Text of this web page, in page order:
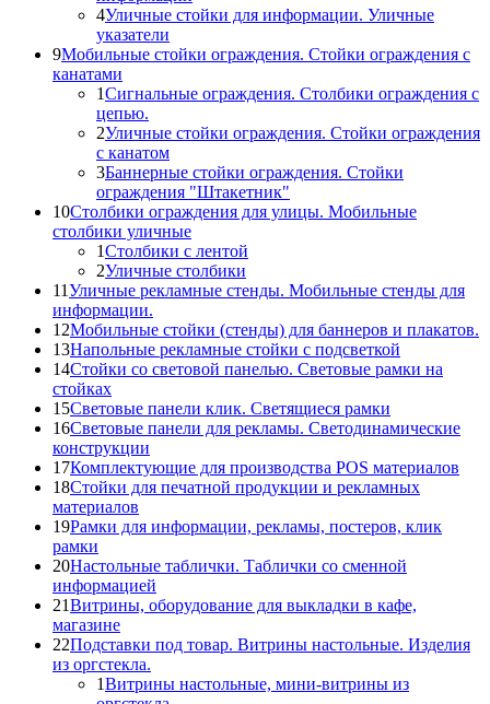
4Уличные стойки для информации. Уличные
указатели
9Мобильные стойки ограждения. Стойки ограждения с
канатами
1Сигнальные ограждения. Столбики ограждения с
цепью.
2Уличные стойки ограждения. Стойки ограждения
с канатом
3Баннерные стойки ограждения. Стойки
ограждения "Штакетник"
10Столбики ограждения для улицы. Мобильные
столбики уличные
1Столбики с лентой
2Уличные столбики
11Уличные рекламные стенды. Мобильные стенды для
информации.
12Мобильные стойки (стенды) для баннеров и плакатов.
13Напольные рекламные стойки с подсветкой
14Стойки со световой панелью. Световые рамки на
стойках
15Световые панели клик. Светящиеся рамки
16Световые панели для рекламы. Светодинамические
конструкции
17Комплектующие для производства POS материалов
18Стойки для печатной продукции и рекламных
материалов
19Рамки для информации, рекламы, постеров, клик
рамки
20Настольные таблички. Таблички со сменной
информацией
21Витрины, оборудование для выкладки в кафе,
магазине
22Подставки под товар. Витрины настольные. Изделия
из оргстекла.
1Витрины настольные, мини-витрины из